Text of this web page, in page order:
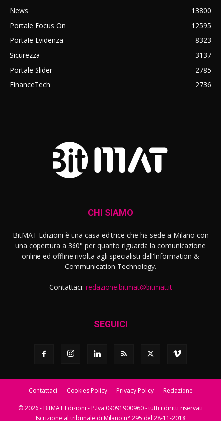
News
13800
Portale Focus On
12595
Portale Evidenza
8323
Sicurezza
3137
Portale Slider
2785
FinanceTech
2736
CHI SIAMO
BitMAT Edizioni è una casa editrice che ha sede a Milano con
una copertura a 360° per quanto riguarda la comunicazione
online ed offline rivolta agli specialisti dell'lnformation &
Communication Technology.
Contattaci: redazione.bitmat@bitmat.it
SEGUICI
Contattaci Cookies Policy Privacy Policy Redazione
© 2026 - BitMAT Edizioni - P.Iva 09091900960 - tutti i diritti riservati
Iscrizione al tribunale di Milano n° 295 del 28-11-2018